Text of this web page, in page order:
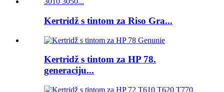
Kertridž s tintom za Riso Gra...
Kertridž s tintom za HP 78.
generaciju...